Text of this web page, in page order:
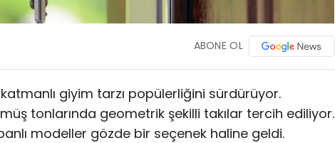
ABONE OL
giyim tarzı popülerliğini sürdürüyor.
tonlarında geometrik şekilli takılar tercih ediliyor.
modeller gözde bir seçenek haline geldi.